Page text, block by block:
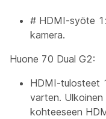
# HDMI-syöte
kamera.
Huone 70 Dual G2:
HDMI-tulosteet
varten.
kohteeseen